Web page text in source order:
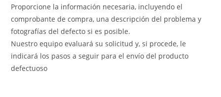
Proporcione la información necesaria, incluyendo el
comprobante de compra, una descripción del problema y
fotografías del defecto si es posible.
Nuestro equipo evaluará su solicitud y, si procede, le
indicará los pasos a seguir para el envío del producto
defectuoso